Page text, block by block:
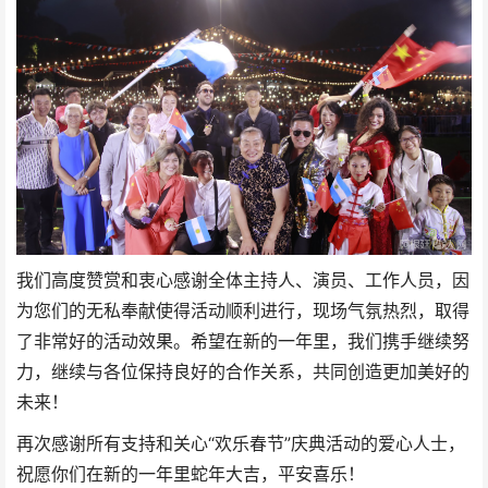
我们高度赞赏和衷心感谢全体主持人、演员、工作人员，因
为您们的无私奉献使得活动顺利进行，现场气氛热烈，取得
了非常好的活动效果。希望在新的一年里，我们携手继续努
力，继续与各位保持良好的合作关系，共同创造更加美好的
未来！
再次感谢所有支持和关心“欢乐春节”庆典活动的爱心人士，
祝愿你们在新的一年里蛇年大吉，平安喜乐！